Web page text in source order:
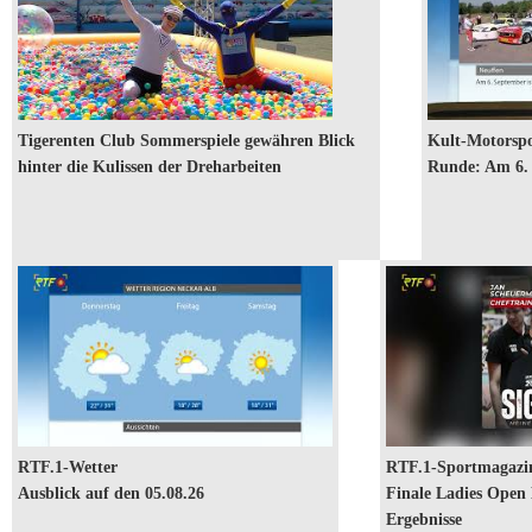
Tigerenten Club Sommerspiele gewähren Blick
hinter die Kulissen der Dreharbeiten
Kult-
Motorsport-
Event geht
in die
Runde: Am
Kult-
Runde: Am 6.
RTF.1-Wetter: Ausblick auf den 05.08.26
RTF.1-Wetter
Ausblick auf den 05.08.26
RTF.1-
Sportmagazin
vom 03.08.2026:
Finale Ladies
Open Hechingen
und erste
RTF.1-
Finale Ladies Open
Ergebnisse